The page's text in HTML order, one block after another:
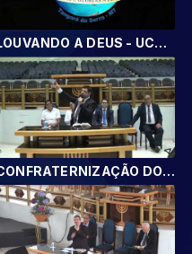
LOUVANDO A DEUS - UCADETER 2018
CONFRATERNIZAÇÃO DO GRUPO TARDE DA VITÓRIA